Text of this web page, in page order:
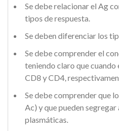
Se debe relacionar el Ag
tipos de respuesta.
Se deben diferenciar los
Se debe comprender el
teniendo claro que
CD8 y CD4,
Se debe comprender que
Ac) y que pueden
plasmáticas.